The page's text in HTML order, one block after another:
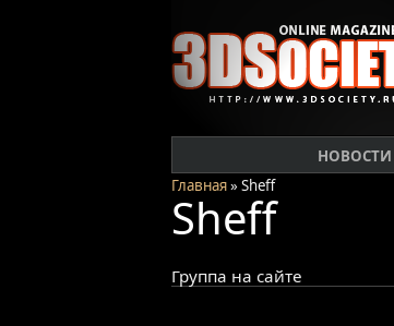
НОВОСТИ
Главная» Sheff
Sheff
Группа на сайте